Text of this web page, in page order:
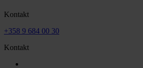
Kontakt
+358 9 684 00 30
Kontakt